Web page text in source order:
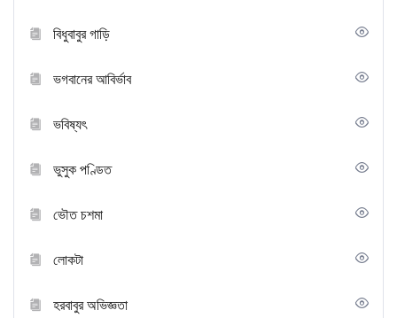
বিধুবাবুর গাড়ি
ভগবানের আবির্ভাব
ভবিষ্যৎ
ভুসুক পণ্ডিত
ভৌত চশমা
লোকটা
হরবাবুর অভিজ্ঞতা